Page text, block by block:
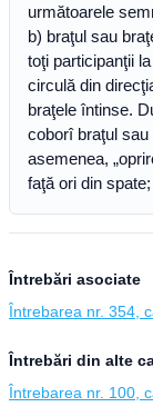
următoarele
b) braţul sau
toţi participanţii
circulă din
braţele întinse.
coborî braţul
asemenea,
faţă ori din spate;
Întrebări asociate
Întrebarea nr. 354,
Întrebări din alte
Întrebarea nr. 100,